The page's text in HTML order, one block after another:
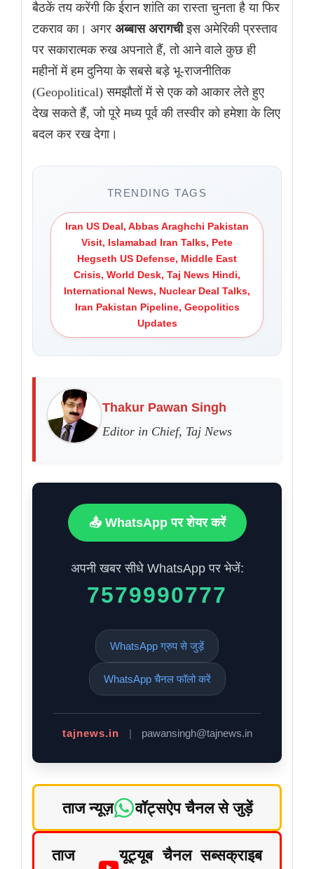
बैठकें तय करेंगी कि ईरान शांति का रास्ता चुनता है या फिर
टकराव का। अगर अब्बास अरागचीइस अमेरिकी प्रस्ताव
पर सकारात्मक रुख अपनाते हैं, तो आने वाले कुछ ही
महीनों में हम दुनिया के सबसे बड़े भू-राजनीतिक
(Geopolitical) समझौतों में से एक को आकार लेते हुए
देख सकते हैं, जो पूरे मध्य पूर्व की तस्वीर को हमेशा के लिए
बदल कर रख देगा।
TRENDING TAGS
Iran US Deal, Abbas Araghchi Pakistan
Visit, Islamabad Iran Talks, Pete
Hegseth US Defense, Middle East
Crisis, World Desk, Taj News Hindi,
International News, Nuclear Deal Talks,
Iran Pakistan Pipeline, Geopolitics
Updates
Thakur Pawan Singh
Editor in Chief, Taj News
📤 WhatsApp पर शेयर करें
अपनी खबर सीधे WhatsApp पर भेजें:
7579990777
WhatsApp ग्रुप से जुड़ें
WhatsApp चैनल फॉलो करें
tajnews.in | pawansingh@tajnews.in
ताज न्यूज़ वॉट्सऐप चैनल से जुड़ें
ताज
यूट्यूब चैनल सब्सक्राइब